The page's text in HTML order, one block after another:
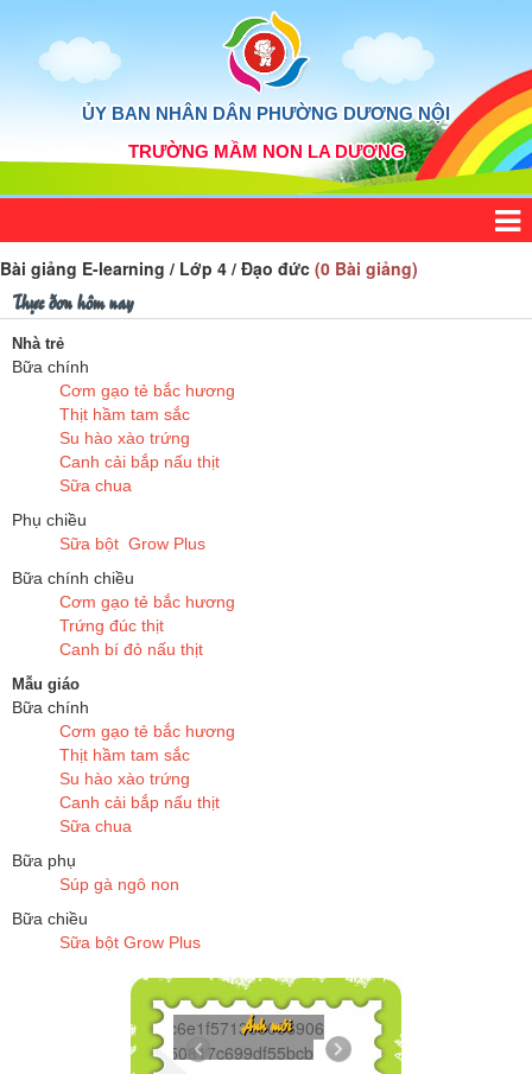
ỦY BAN NHÂN DÂN PHƯỜNG DƯƠNG NỘI
TRƯỜNG MẦM NON LA DƯƠNG
Bài giảng E-learning / Lớp 4 / Đạo đức (0 Bài giảng)
Thực đơn hôm nay
Nhà trẻ
Bữa chính
Cơm gạo tẻ bắc hương
Thịt hầm tam sắc
Su hào xào trứng
Canh cải bắp nấu thịt
Sữa chua
Phụ chiều
Sữa bột Grow Plus
Bữa chính chiều
Cơm gạo tẻ bắc hương
Trứng đúc thịt
Canh bí đỏ nấu thịt
Mẫu giáo
Bữa chính
Cơm gạo tẻ bắc hương
Thịt hầm tam sắc
Su hào xào trứng
Canh cải bắp nấu thịt
Sữa chua
Bữa phụ
Súp gà ngô non
Bữa chiều
Sữa bột Grow Plus
Z6386545625272...
Z6386545278606...
Ảnh mới